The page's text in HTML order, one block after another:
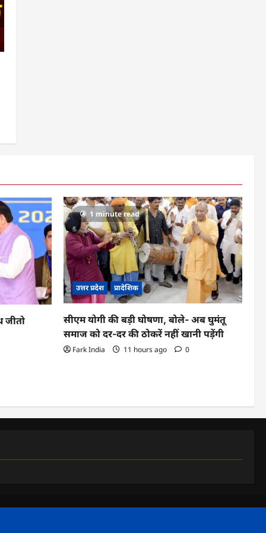
जीतो
1 minute read
उत्तर प्रदेश प्रादेशिक
सीएम योगी की बड़ी घोषणा, बोले- अब घुमंतू
समाज को दर-दर की ठोकरें नहीं खानी पड़ेंगी
Fark India 11 hours ago 0